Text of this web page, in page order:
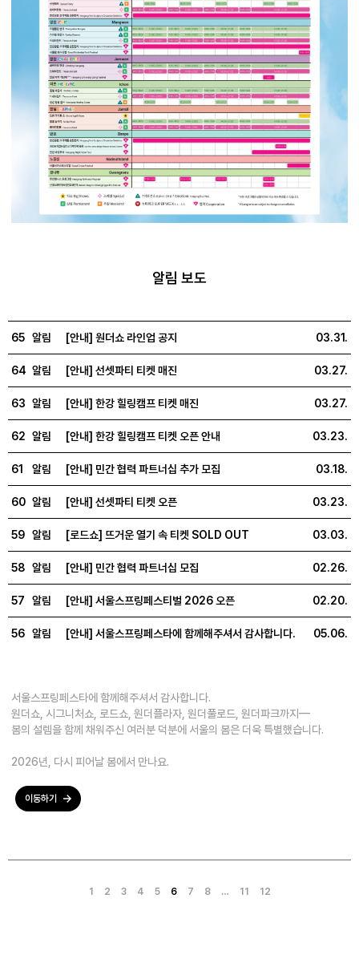
알림 보도
65 알림 [안내] 원더쇼 라인업 공지 03.31.
64 알림 [안내] 선셋파티 티켓 매진 03.27.
63 알림 [안내] 한강 힐링캠프 티켓 매진 03.27.
62 알림 [안내] 한강 힐링캠프 티켓 오픈 안내 03.23.
61 알림 [안내] 민간 협력 파트너십 추가 모집 03.18.
60 알림 [안내] 선셋파티 티켓 오픈 03.23.
59 알림 [로드쇼] 뜨거운 열기 속 티켓 SOLD OUT 03.03.
58 알림 [안내] 민간 협력 파트너십 모집 02.26.
57 알림 [안내] 서울스프링페스티벌 2026 오픈 02.20.
56 알림 [안내] 서울스프링페스타에 함께해주셔서 감사합니다. 05.06.
서울스프링페스타에 함께해주셔서 감사합니다.
원더쇼, 시그니처쇼, 로드쇼, 원더플라자, 원더풀로드, 원더파크까지—
봄의 설렘을 함께 채워주신 여러분 덕분에 서울의 봄은 더욱 특별했습니다.
2026년, 다시 피어날 봄에서 만나요.
이동하기
1 2 3 4 5 6 7 8 … 11 12